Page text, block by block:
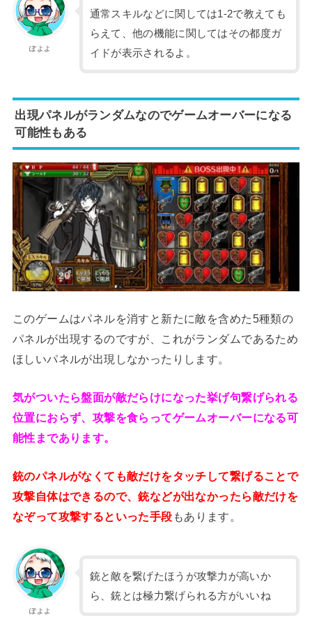
ぽよよ
通常スキルなどに関しては1-2で教えても
らえて、他の機能に関してはその都度ガ
イドが表示されるよ。
出現パネルがランダムなのでゲームオーバーになる
可能性もある
このゲームはパネルを消すと新たに敵を含めた5種類の
パネルが出現するのですが、これがランダムであるため
ほしいパネルが出現しなかったりします。
気がついたら盤面が敵だらけになった挙げ句繋げられる
位置におらず、攻撃を食らってゲームオーバーになる可
能性まであります。
銃のパネルがなくても敵だけをタッチして繋げることで
攻撃自体はできるので、銃などが出なかったら敵だけを
なぞって攻撃するといった手段 もあります。
ぽよよ
銃と敵を繋げたほうが攻撃力が高いか
ら、銃とは極力繋げられる方がいいね